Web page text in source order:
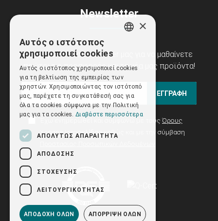
Newsletter
Εγγραφείτε στο newsletter μας για να μαθαίνετε
πρώτοι τις προσφορές και τα νέα μας προϊόντα!
ΕΓΓΡΑΦΗ
Έχω ενημερωθεί και συμφωνώ με τους Όρους
Χρήσης Ιστοσελίδαςκαθώς και με την σύμβαση
×
Αυτός ο ιστότοπος
χρησιμοποιεί cookies
Αυτός ο ιστότοπος χρησιμοποιεί cookies
για τη βελτίωση της εμπειρίας των
χρηστών. Χρησιμοποιώντας τον ιστότοπό
μας, παρέχετε τη συγκατάθεσή σας για
όλα τα cookies σύμφωνα με την Πολιτική
μας για τα cookies. Διαβάστε περισσότερα
ΑΠΟΛΎΤΩΣ ΑΠΑΡΑΊΤΗΤΑ
ΑΠΌΔΟΣΗΣ
ΣΤΌΧΕΥΣΗΣ
ΛΕΙΤΟΥΡΓΙΚΌΤΗΤΑΣ
ΑΠΟΔΟΧΉ ΌΛΩΝ ΑΠΌΡΡΙΨΗ ΌΛΩΝ